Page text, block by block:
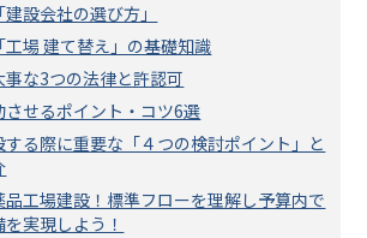
設会社の選び方」
工場 建て替え」の基礎知識
な3つの法律と許認可
せるポイント・コツ6選
る際に重要な「４つの検討ポイント」と
品工場建設！標準フローを理解し予算内で
実現しよう！